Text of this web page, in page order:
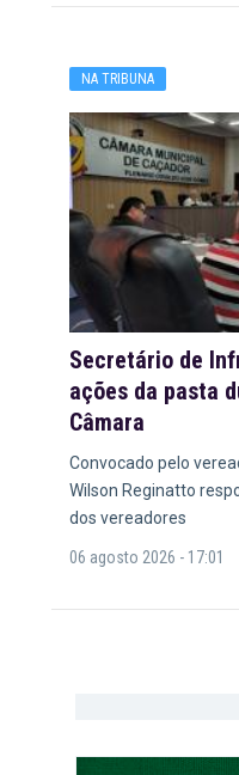
NA TRIBUNA
Secretário de
ações da pasta
Câmara
Convocado pelo
Wilson Reginatto
dos vereadores
06 agosto 2026 - 17:01